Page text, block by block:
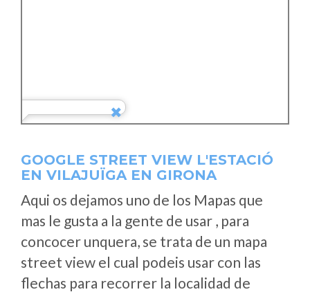
GOOGLE STREET VIEW L'ESTACIÓ
EN VILAJUÏGA EN GIRONA
Aqui os dejamos uno de los Mapas que
mas le gusta a la gente de usar , para
concocer unquera, se trata de un mapa
street view el cual podeis usar con las
flechas para recorrer la localidad de